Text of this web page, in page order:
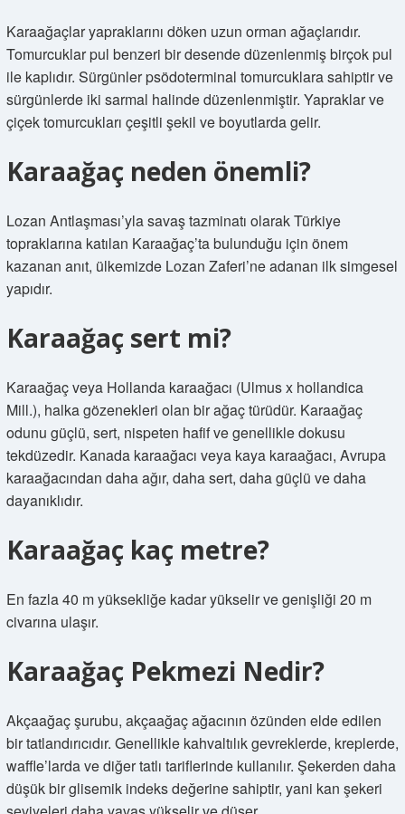
Karaağaçlar yapraklarını döken uzun orman ağaçlarıdır.
Tomurcuklar pul benzeri bir desende düzenlenmiş birçok pul
ile kaplıdır. Sürgünler psödoterminal tomurcuklara sahiptir ve
sürgünlerde iki sarmal halinde düzenlenmiştir. Yapraklar ve
çiçek tomurcukları çeşitli şekil ve boyutlarda gelir.
Karaağaç neden önemli?
Lozan Antlaşması’yla savaş tazminatı olarak Türkiye
topraklarına katılan Karaağaç’ta bulunduğu için önem
kazanan anıt, ülkemizde Lozan Zaferi’ne adanan ilk simgesel
yapıdır.
Karaağaç sert mi?
Karaağaç veya Hollanda karaağacı (Ulmus x hollandica
Mill.), halka gözenekleri olan bir ağaç türüdür. Karaağaç
odunu güçlü, sert, nispeten hafif ve genellikle dokusu
tekdüzedir. Kanada karaağacı veya kaya karaağacı, Avrupa
karaağacından daha ağır, daha sert, daha güçlü ve daha
dayanıklıdır.
Karaağaç kaç metre?
En fazla 40 m yüksekliğe kadar yükselir ve genişliği 20 m
civarına ulaşır.
Karaağaç Pekmezi Nedir?
Akçaağaç şurubu, akçaağaç ağacının özünden elde edilen
bir tatlandırıcıdır. Genellikle kahvaltılık gevreklerde, kreplerde,
waffle’larda ve diğer tatlı tariflerinde kullanılır. Şekerden daha
düşük bir glisemik indeks değerine sahiptir, yani kan şekeri